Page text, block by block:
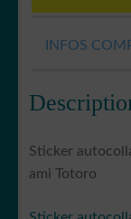
INFOS
Sticker
ami Totoro